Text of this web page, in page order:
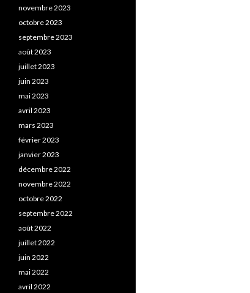
novembre 2023
octobre 2023
septembre 2023
août 2023
juillet 2023
juin 2023
mai 2023
avril 2023
mars 2023
février 2023
janvier 2023
décembre 2022
novembre 2022
octobre 2022
septembre 2022
août 2022
juillet 2022
juin 2022
mai 2022
avril 2022